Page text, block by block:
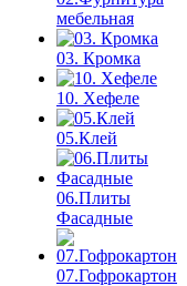
мебельная
03. Кромка
10. Хефеле
05.Клей
06.Плиты
Фасадные
07.Гофрокартон